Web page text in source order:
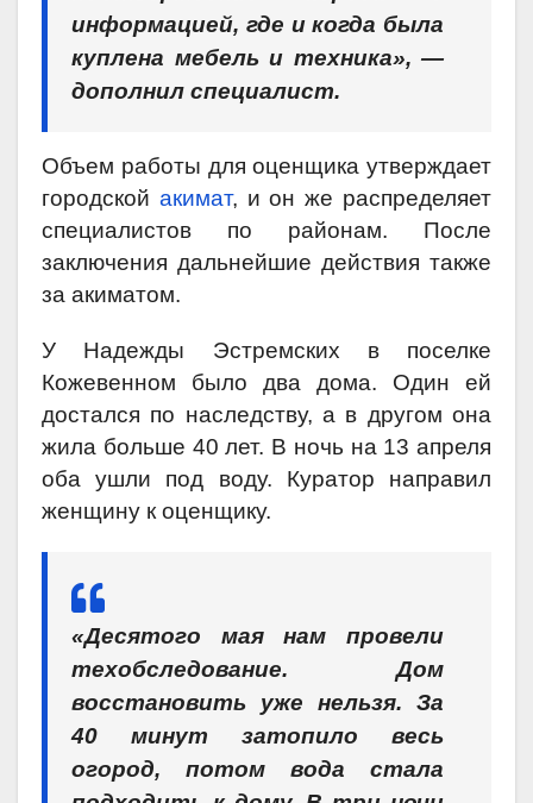
информацией, где и когда была
куплена мебель и техника», —
дополнил специалист.
Объем работы для оценщика утверждает
городской акимат, и он же распределяет
специалистов по районам. После
заключения дальнейшие действия также
за акиматом.
У Надежды Эстремских в поселке
Кожевенном было два дома. Один ей
достался по наследству, а в другом она
жила больше 40 лет. В ночь на 13 апреля
оба ушли под воду. Куратор направил
женщину к оценщику.
«Десятого мая нам провели
техобследование. Дом
восстановить уже нельзя. За
40 минут затопило весь
огород, потом вода стала